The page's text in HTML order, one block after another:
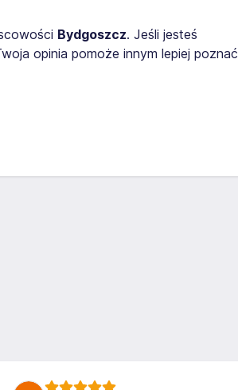
Bydgoszcz. Jeśli jesteś
opinia pomoże innym lepiej poznać